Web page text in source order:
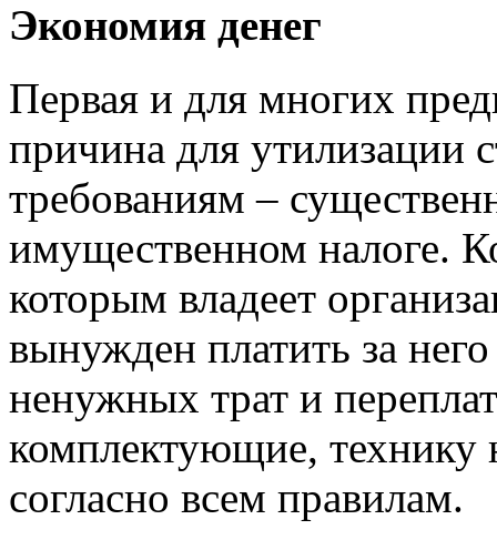
Экономия денег
Первая и для многих
причина для утилизации
требованиям –
имущественном налоге.
которым владеет
вынужден платить за
ненужных трат и
комплектующие, технику
согласно всем правилам.